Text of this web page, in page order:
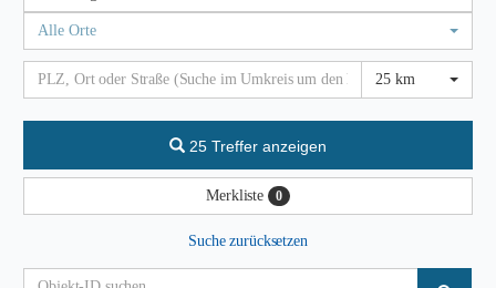
Alle Orte
25 km
25 Treffer anzeigen
Merkliste 0
Suche zurücksetzen